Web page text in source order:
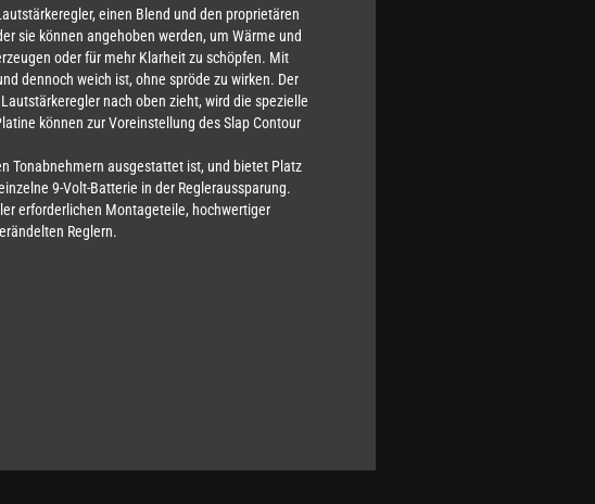
einen Blend und den proprietären
sie können angehoben werden, um Wärme und
oder für mehr Klarheit zu schöpfen. Mit
dennoch weich ist, ohne spröde zu wirken. Der
nach oben zieht, wird die spezielle
können zur Voreinstellung des Slap Contour
Tonabnehmern ausgestattet ist, und bietet Platz
9-Volt-Batterie in der Regleraussparung.
erforderlichen Montageteile, hochwertiger
Reglern.